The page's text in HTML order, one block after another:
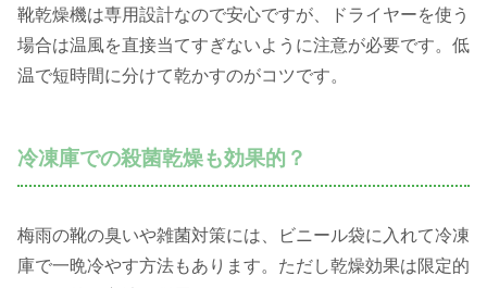
靴乾燥機は専用設計なので安心ですが、ドライヤーを使う
場合は温風を直接当てすぎないように注意が必要です。低
温で短時間に分けて乾かすのがコツです。
冷凍庫での殺菌乾燥も効果的？
梅雨の靴の臭いや雑菌対策には、ビニール袋に入れて冷凍
庫で一晩冷やす方法もあります。ただし乾燥効果は限定的